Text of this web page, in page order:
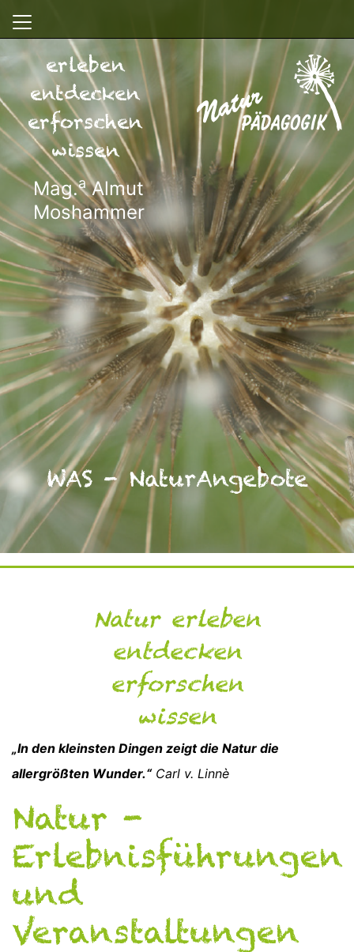
erleben
entdecken
erforschen
wissen
Mag.aAlmut
Moshammer
WAS - NaturAngebote
Natur erleben
entdecken
erforschen
wissen
„In den kleinsten Dingen zeigt die Natur die
allergrößten Wunder.“Carl v. Linnè
Natur -
Erlebnisführungen
und
Veranstaltungen